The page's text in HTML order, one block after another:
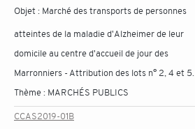
Objet : Marché des transports de personnes
atteintes de la maladie d'Alzheimer de leur
domicile au centre d'accueil de jour des
Marronniers - Attribution des lots n° 2, 4 et 5.
Thème : MARCHÉS PUBLICS
CCAS2019-01B